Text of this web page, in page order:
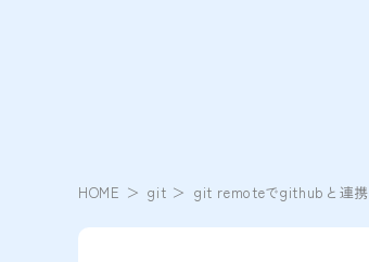
HOME git git remoteでgithubと連携